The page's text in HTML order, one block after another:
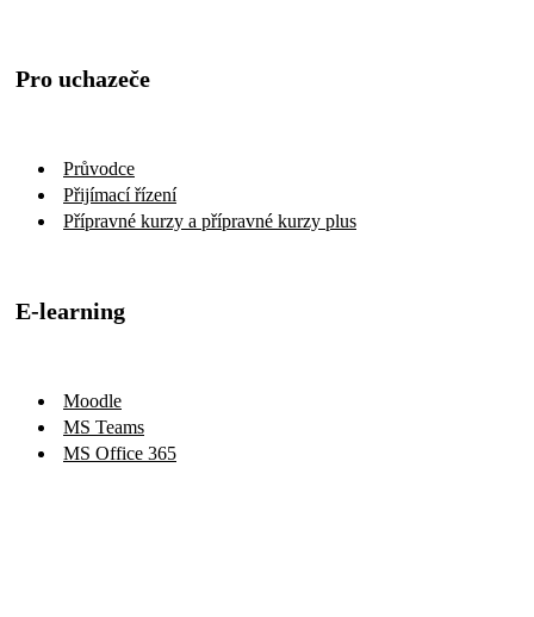
Pro uchazeče
Průvodce
Přijímací řízení
Přípravné kurzy a přípravné kurzy plus
E-learning
Moodle
MS Teams
MS Office 365